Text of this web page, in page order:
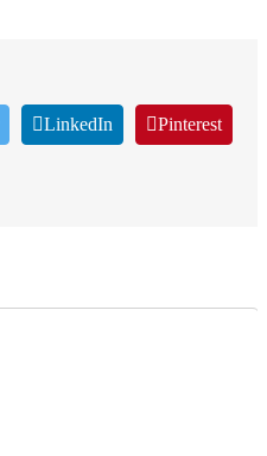
LinkedIn Pinterest